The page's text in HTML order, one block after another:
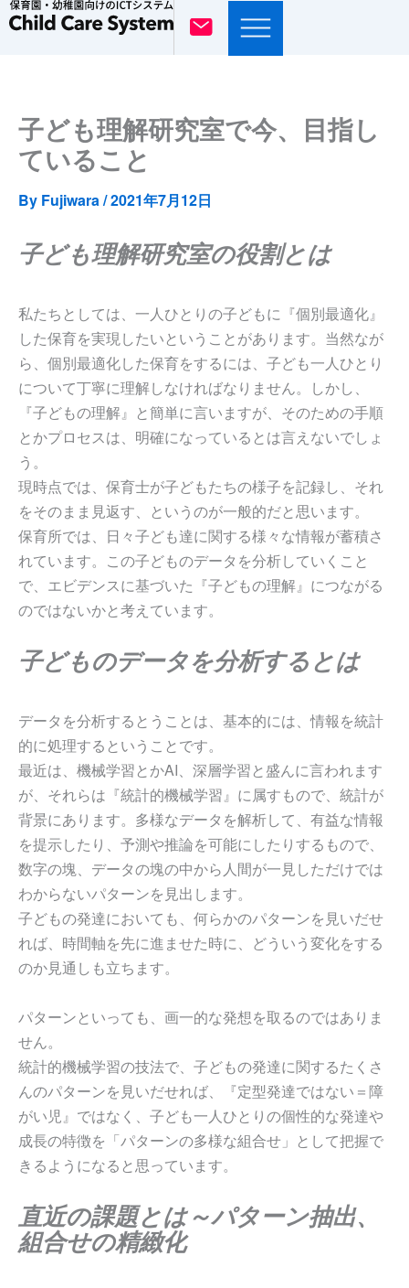
内
容
子ども理解研究室で今、目指し
ていること
By Fujiwara/2021年7月12日
子ども理解研究室の役割とは
私たちとしては、一人ひとりの子どもに『個別最適化』
した保育を実現したいということがあります。当然なが
ら、個別最適化した保育をするには、子ども一人ひとり
について丁寧に理解しなければなりません。しかし、
『子どもの理解』と簡単に言いますが、そのための手順
とかプロセスは、明確になっているとは言えないでしょ
う。
現時点では、保育士が子どもたちの様子を記録し、それ
をそのまま見返す、というのが一般的だと思います。
保育所では、日々子ども達に関する様々な情報が蓄積さ
れています。この子どものデータを分析していくこと
で、エビデンスに基づいた『子どもの理解』につながる
のではないかと考えています。
子どものデータを分析するとは
データを分析するとうことは、基本的には、情報を統計
的に処理するということです。
最近は、機械学習とかAI、深層学習と盛んに言われます
が、それらは『統計的機械学習』に属すもので、統計が
背景にあります。多様なデータを解析して、有益な情報
を提示したり、予測や推論を可能にしたりするもので、
数字の塊、データの塊の中から人間が一見しただけでは
わからないパターンを見出します。
子どもの発達においても、何らかのパターンを見いだせ
れば、時間軸を先に進ませた時に、どういう変化をする
のか見通しも立ちます。
パターンといっても、画一的な発想を取るのではありま
せん。
統計的機械学習の技法で、子どもの発達に関するたくさ
んのパターンを見いだせれば、『定型発達ではない＝障
がい児』ではなく、子ども一人ひとりの個性的な発達や
成長の特徴を「パターンの多様な組合せ」として把握で
きるようになると思っています。
直近の課題とは～パターン抽出、
組合せの精緻化